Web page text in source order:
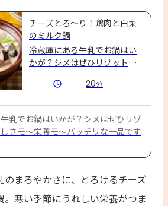
チーズとろ～り！鶏肉と白菜
のミルク鍋
冷蔵庫にある牛乳でお鍋はい
かが？シメはぜひリゾットで
チリな一品です◎
20分
乳でお鍋はいかが？シメはぜひリゾ
さモ～栄養モ～バッチリな一品です
のまろやかさに、とろけるチーズ
寒い季節にうれしい栄養がつま